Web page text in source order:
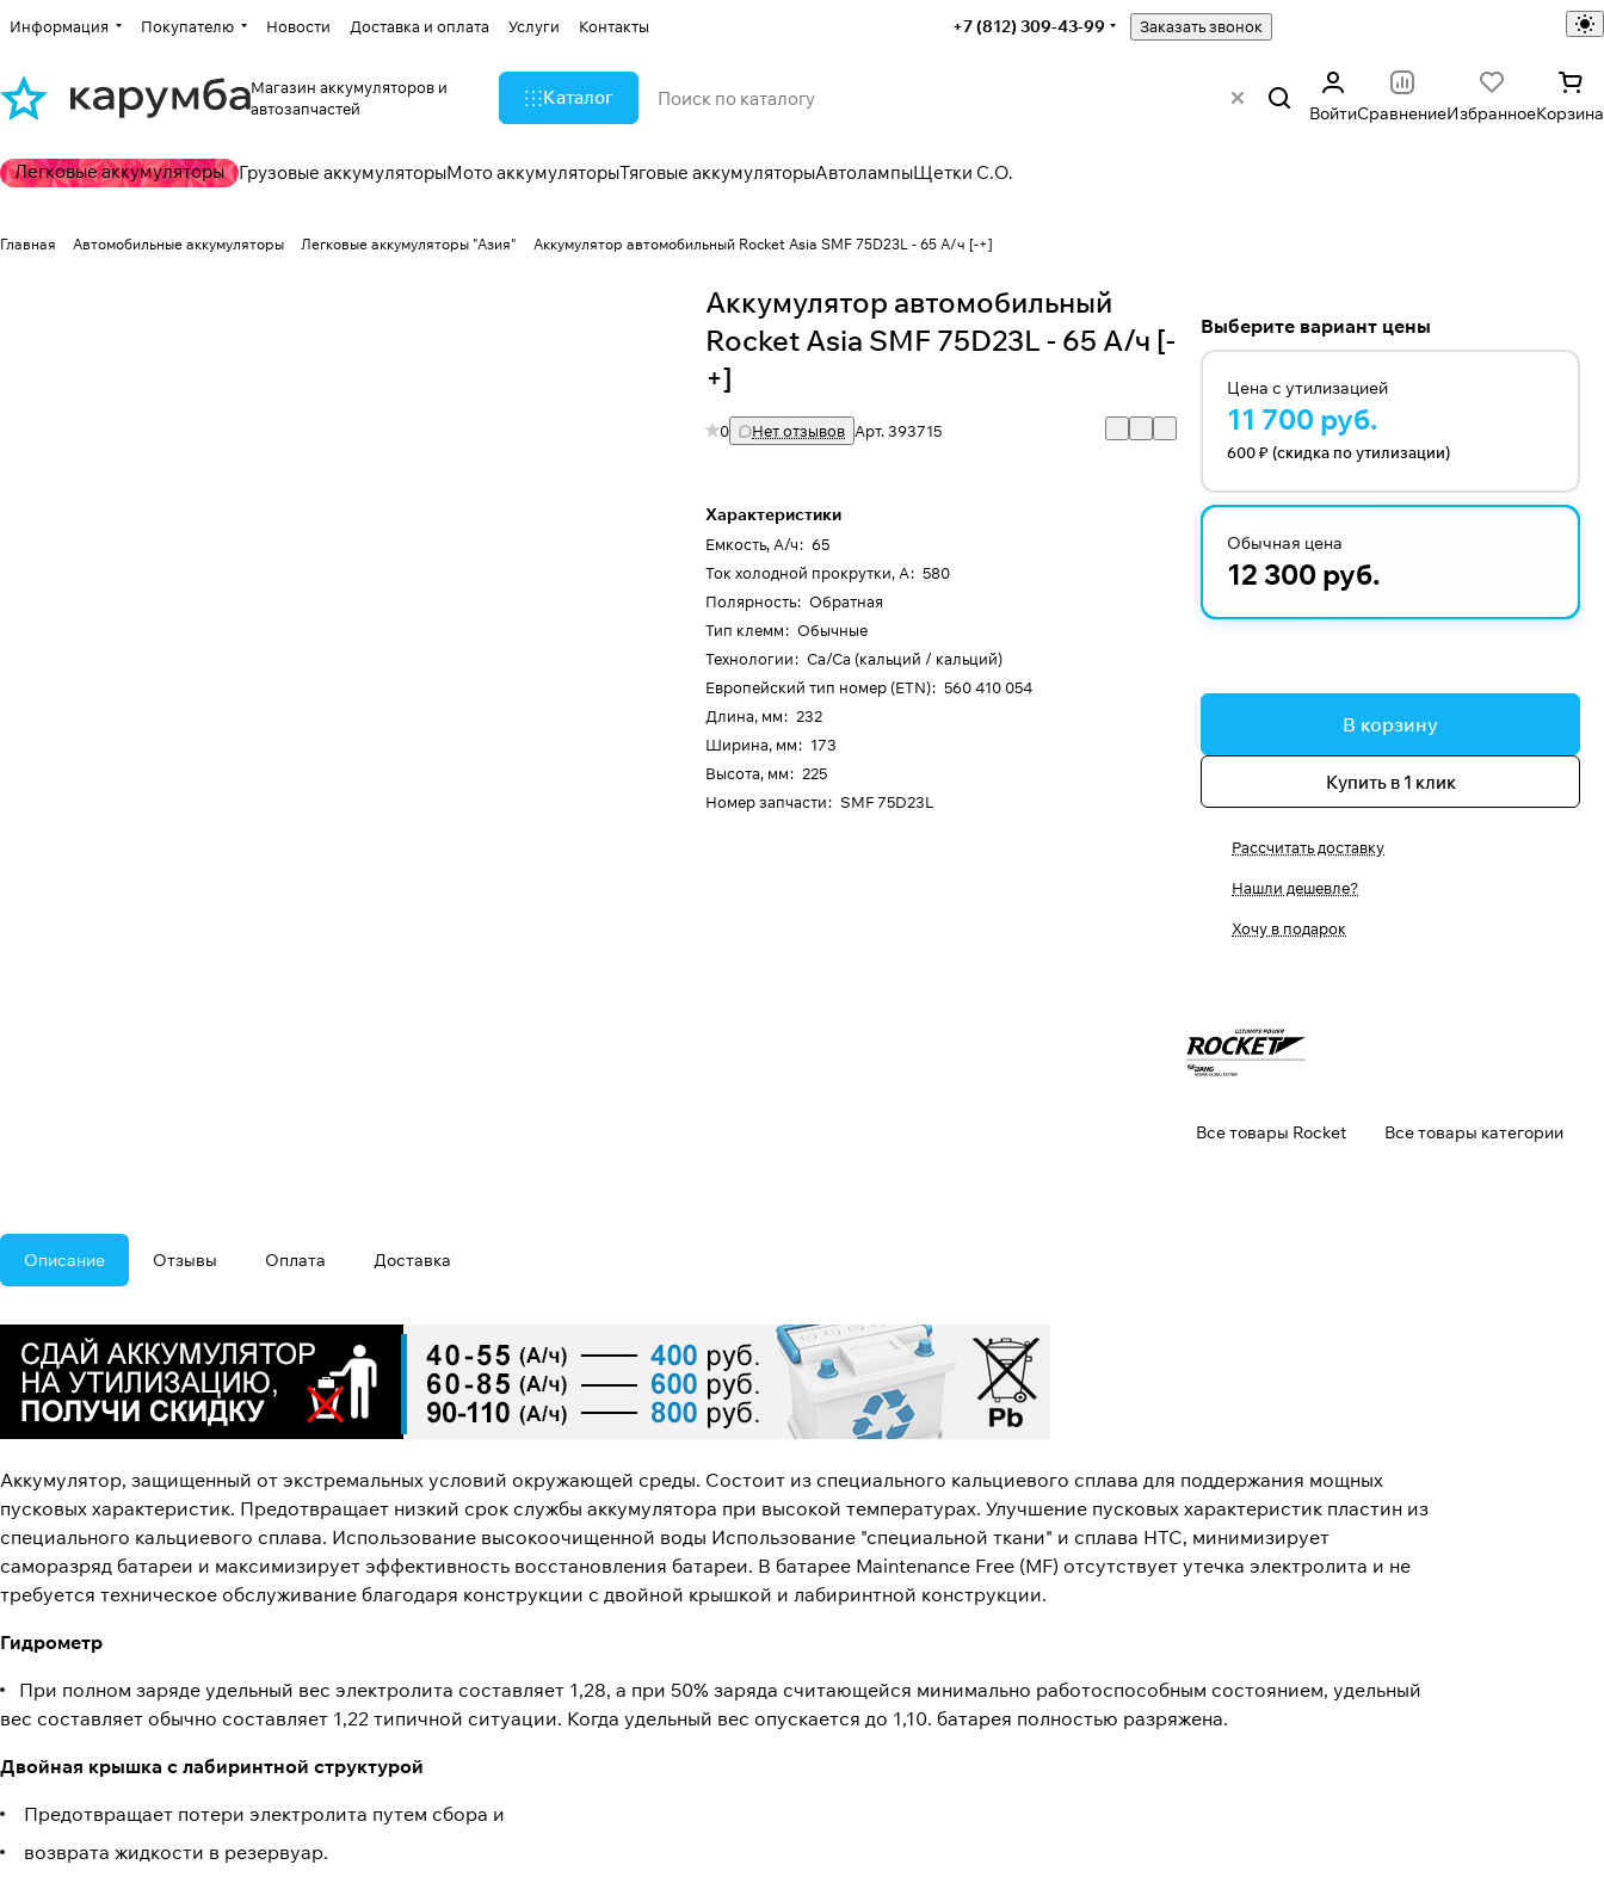
Информация Покупателю Новости Доставка и оплата Услуги Контакты +7 (812) 309-43-99 Заказать звонок
Магазин аккумуляторов и
автозапчастей
Каталог
ВойтиСравнениеИзбранноеКорзина
Легковые аккумуляторы Грузовые аккумуляторыМото аккумуляторыТяговые аккумуляторыАвтолампыЩетки С.О.
Главная Автомобильные аккумуляторы Легковые аккумуляторы "Азия" Аккумулятор автомобильный Rocket Asia SMF 75D23L - 65 А/ч [-+]
Аккумулятор автомобильный
Rocket Asia SMF 75D23L - 65 А/ч [-
+]
0 Нет отзывов Арт.393715
Характеристики
Емкость, А/ч: 65
Ток холодной прокрутки, А: 580
Полярность: Обратная
Тип клемм: Обычные
Технологии: Ca/Ca (кальций / кальций)
Европейский тип номер (ETN): 560 410 054
Длина, мм: 232
Ширина, мм: 173
Высота, мм: 225
Номер запчасти: SMF 75D23L
Выберите вариант цены
Цена с утилизацией
11 700 руб.
600 ₽ (скидка по утилизации)
Обычная цена
12 300 руб.
В корзину
Купить в 1 клик
Рассчитать доставку
Нашли дешевле?
Хочу в подарок
Все товары Rocket Все товары категории
Описание Отзывы Оплата Доставка
Аккумулятор, защищенный от экстремальных условий окружающей среды. Состоит из специального кальциевого сплава для поддержания мощных
пусковых характеристик. Предотвращает низкий срок службы аккумулятора при высокой температурах. Улучшение пусковых характеристик пластин из
специального кальциевого сплава. Использование высокоочищенной воды Использование "специальной ткани" и сплава HTC, минимизирует
саморазряд батареи и максимизирует эффективность восстановления батареи. В батарее Maintenance Free (MF) отсутствует утечка электролита и не
требуется техническое обслуживание благодаря конструкции с двойной крышкой и лабиринтной конструкции.
Гидрометр
При полном заряде удельный вес электролита составляет 1,28, а при 50% заряда считающейся минимально работоспособным состоянием, удельный
вес составляет обычно составляет 1,22 типичной ситуации. Когда удельный вес опускается до 1,10. батарея полностью разряжена.
Двойная крышка с лабиринтной структурой
Предотвращает потери электролита путем сбора и
возврата жидкости в резервуар.